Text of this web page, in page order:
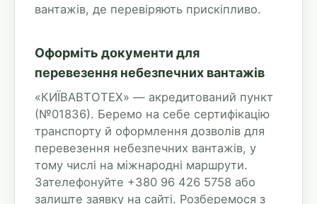
вантажів, де перевіряють прискіпливо.
Оформіть документи для
перевезення небезпечних вантажів
«КИЇВАВТОТЕХ» — акредитований пункт
(№01836). Беремо на себе сертифікацію
транспорту й оформлення дозволів для
перевезення небезпечних вантажів, у
тому числі на міжнародні маршрути.
Зателефонуйте +380 96 426 5758 або
залиште заявку на сайті. Розберемося з